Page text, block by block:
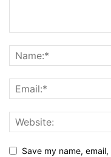
Save my name,